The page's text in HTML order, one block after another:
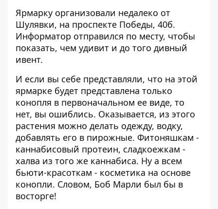
Ярмарку организовали недалеко от
Шулявки, на проспекте Победы, 40б.
Информатор отправился по месту, чтобы
показать, чем удивит и до того дивный
ивент.
И если вы себе представляли, что на этой
ярмарке будет представлена только
конопля в первоначальном ее виде, то
нет, вы ошиблись. Оказывается, из этого
растения можно делать одежду, водку,
добавлять его в пирожные. Фитоняшкам -
каннабисовый протеин, сладкоежкам -
халва из того же каннабиса. Ну а всем
бьюти-красоткам - косметика на основе
конопли. Словом, Боб Марли был бы в
восторге!